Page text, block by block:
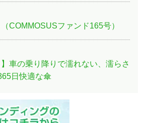
COMMOSUSファンド165号）
】車の乗り降りで濡れない、濡らさ
日快適な傘